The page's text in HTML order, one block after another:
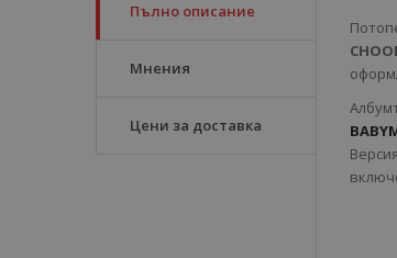
Пълно описание
Мнения
Цени за доставка